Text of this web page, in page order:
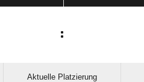
:
Aktuelle Platzierung